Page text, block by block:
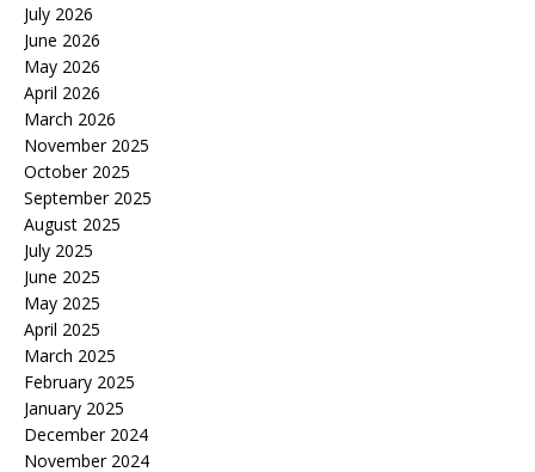
July 2026
June 2026
May 2026
April 2026
March 2026
November 2025
October 2025
September 2025
August 2025
July 2025
June 2025
May 2025
April 2025
March 2025
February 2025
January 2025
December 2024
November 2024